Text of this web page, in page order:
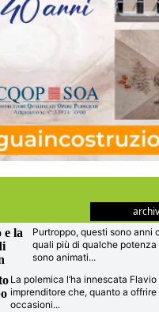
e la
Purtroppo, questi sono anni
quali più di qualche
sono animati...
La polemica l’ha innescata
imprenditore che, quanto a
occasioni...